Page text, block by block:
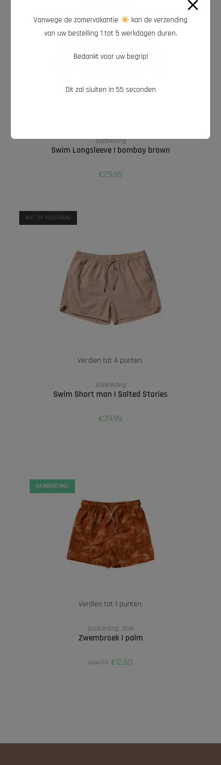
OPTIES SELECTEREN
Badkleding
Swim Longsleeve | bombay brown
€29,99
NIET OP VOORRAAD
Verdien tot 4 punten.
OPTIES SELECTEREN
Badkleding
Swim Short man | Salted Stories
€39,99
AANBIEDING!
Verdien tot 1 punten.
OPTIES SELECTEREN
Badkleding, Sale
Zwembroek | palm
€24,99 €12,50
Vanwege de zomervakantie
kan de verzending
van uw bestelling 1 tot 5 werkdagen duren.
Bedankt voor uw begrip!
Dit zal sluiten in 54 seconden